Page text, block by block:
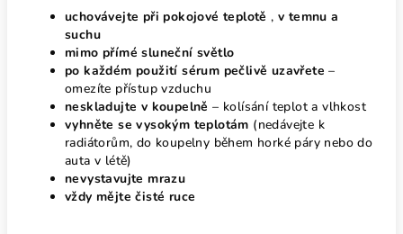
uchovávejte při pokojové teplotě , v temnu a
suchu
mimo přímé sluneční světlo
po každém použití sérum pečlivě uzavřete–
omezíte přístup vzduchu
neskladujte v koupelně – kolísání teplot a vlhkost
vyhněte se vysokým teplotám (nedávejte k
radiátorům, do koupelny během horké páry nebo do
auta v létě)
nevystavujte mrazu
vždy mějte čisté ruce